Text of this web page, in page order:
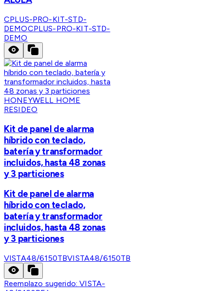
CPLUS-PRO-KIT-STD-
DEMOCPLUS-PRO-KIT-STD-
DEMO
HONEYWELL HOME
RESIDEO
Kit de panel de alarma
híbrido con teclado,
batería y transformador
incluidos, hasta 48 zonas
y 3 particiones
Kit de panel de alarma
híbrido con teclado,
batería y transformador
incluidos, hasta 48 zonas
y 3 particiones
VISTA48/6150TBVISTA48/6150TB
Reemplazo sugerido:VISTA-